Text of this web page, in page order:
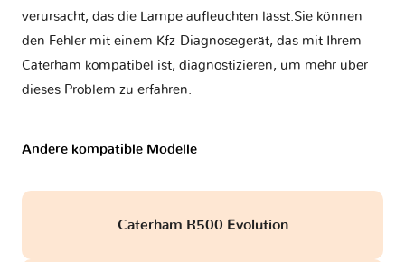
verursacht, das die Lampe aufleuchten lässt.Sie können
den Fehler mit einem Kfz-Diagnosegerät, das mit Ihrem
Caterham kompatibel ist, diagnostizieren, um mehr über
dieses Problem zu erfahren.
Andere kompatible Modelle
Caterham R500 Evolution